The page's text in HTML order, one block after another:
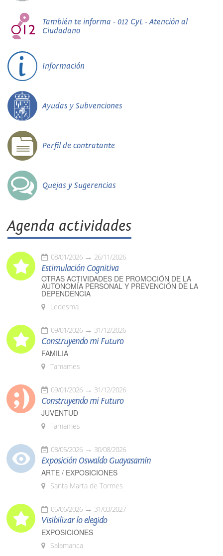
También te informa - 012 CyL - Atención al
Ciudadano
Información
Ayudas y Subvenciones
Perfil de contratante
Quejas y Sugerencias
Agenda actividades
08/01/2026 26/11/2026
Estimulación Cognitiva
OTRAS ACTIVIDADES DE PROMOCIÓN DE LA
AUTONOMÍA PERSONAL Y PREVENCIÓN DE LA
DEPENDENCIA
Ledesma
09/01/2026 31/12/2026
Construyendo mi Futuro
FAMILIA
Tamames
09/01/2026 31/12/2026
Construyendo mi Futuro
JUVENTUD
Tamames
08/05/2026 30/08/2026
Exposición Oswaldo Guayasamín
ARTE / EXPOSICIONES
Santa Marta de Tormes
05/06/2026 31/03/2027
Visibilizar lo elegido
EXPOSICIONES
Salamanca